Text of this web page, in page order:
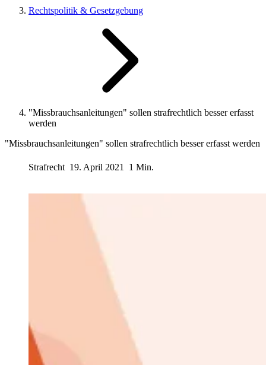
Rechtspolitik & Gesetzgebung
"Missbrauchsanleitungen" sollen strafrechtlich besser erfasst
werden
"Missbrauchsanleitungen" sollen strafrechtlich besser erfasst werden
Strafrecht 19. April 2021 1 Min.